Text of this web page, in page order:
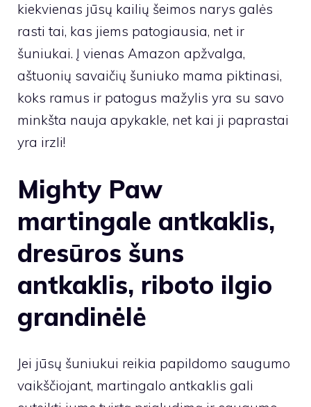
kiekvienas jūsų kailių šeimos narys galės
rasti tai, kas jiems patogiausia, net ir
šuniukai. Į vienas Amazon apžvalga,
aštuonių savaičių šuniuko mama piktinasi,
koks ramus ir patogus mažylis yra su savo
minkšta nauja apykakle, net kai ji paprastai
yra irzli!
Mighty Paw
martingale antkaklis,
dresūros šuns
antkaklis, riboto ilgio
grandinėlė
Jei jūsų šuniukui reikia papildomo saugumo
vaikščiojant, martingalo antkaklis gali